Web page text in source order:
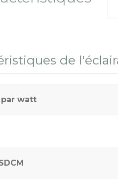
de
watt